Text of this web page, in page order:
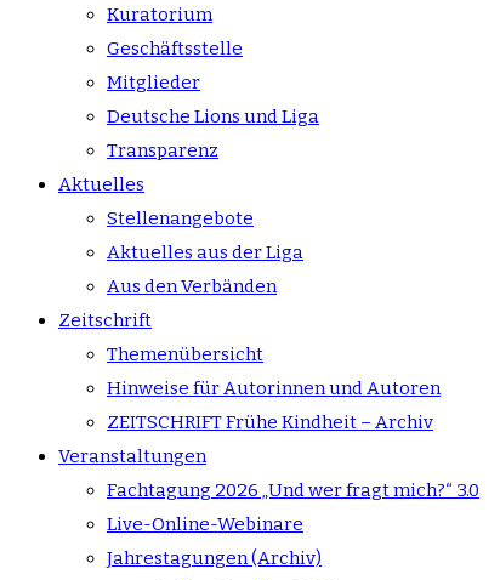
Kuratorium
Geschäftsstelle
Mitglieder
Deutsche Lions und Liga
Transparenz
Aktuelles
Stellenangebote
Aktuelles aus der Liga
Aus den Verbänden
Zeitschrift
Themenübersicht
Hinweise für Autorinnen und Autoren
ZEITSCHRIFT Frühe Kindheit – Archiv
Veranstaltungen
Fachtagung 2026 „Und wer fragt mich?“ 3.0
Live-Online-Webinare
Jahrestagungen (Archiv)